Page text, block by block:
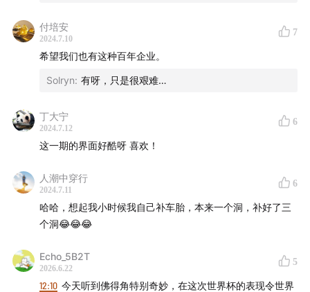
1928 年的克莱蒙费朗
付培安
2024.7.10
7
希望我们也有这种百年企业。
Solryn: 有呀，只是很艰难…
丁大宁
2024.7.12
6
这一期的界面好酷呀 喜欢！
人潮中穿行
2024.7.11
6
哈哈，想起我小时候我自己补车胎，本来一个洞，补好了三
个洞😂😂😂
Echo_5B2T
2026.6.22
5
12:10 今天听到佛得角特别奇妙，在这次世界杯的表现令世界